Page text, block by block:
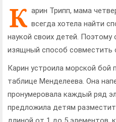
К арин Трипп, мама
всегда хотела найти
наукой своих детей. Поэтому
изящный способ совместить
Карин устроила морской бой
таблице Менделеева. Она
пронумеровала каждый ряд
предложила детям